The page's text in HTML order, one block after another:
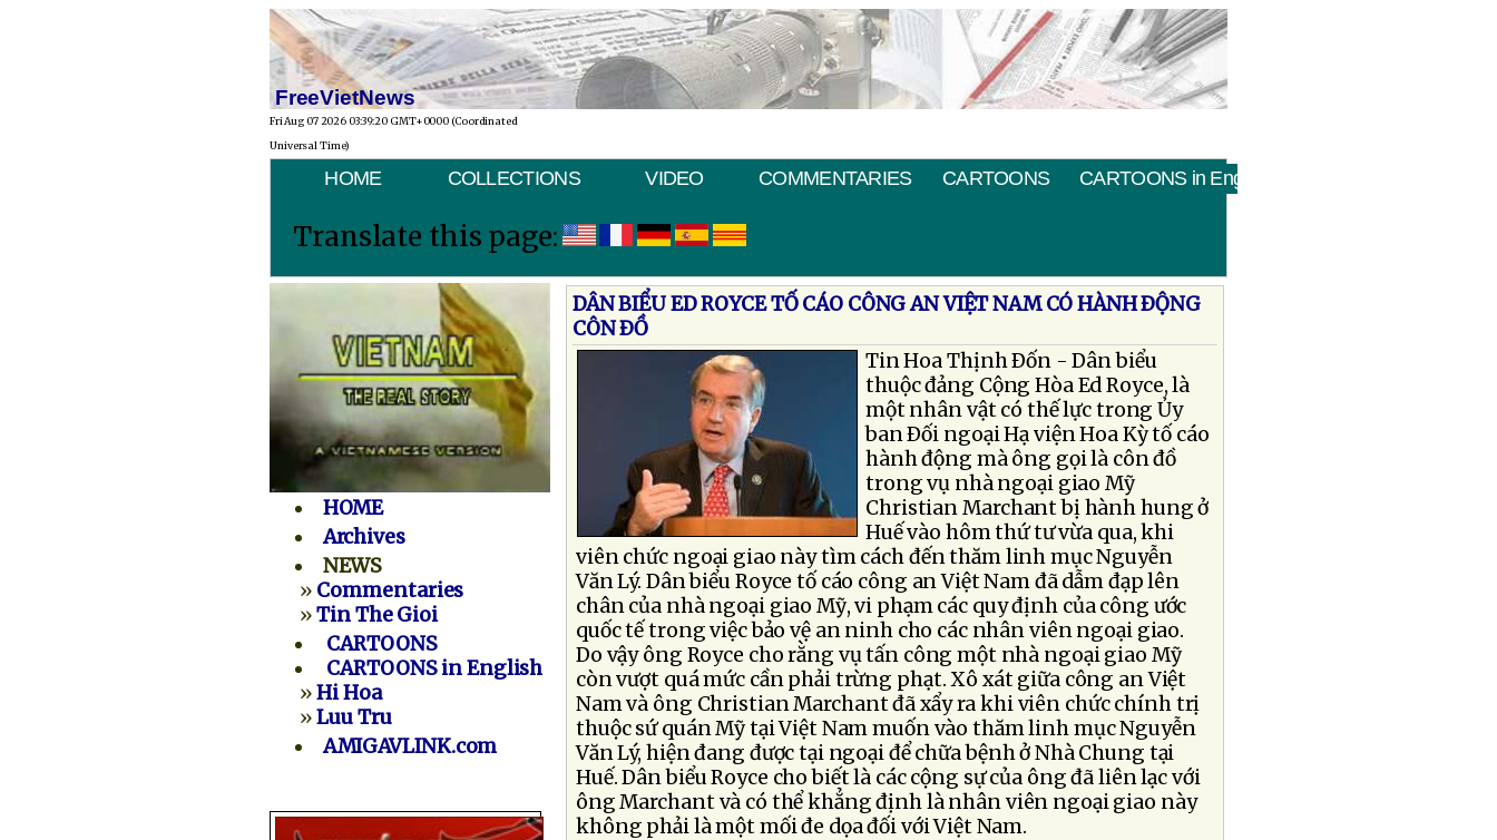
FreeVietNews
Fri Aug 07 2026 03:39:20 GMT+0000 (Coordinated
Universal Time)
HOME COLLECTIONS VIDEO COMMENTARIES CARTOONS CARTOONS in English
Translate this page:
HOME
Archives
NEWS
» Commentaries
»Tin The Gioi
CARTOONS
CARTOONS in English
»Hi Hoa
»Luu Tru
AMIGAVLINK.com
DÂN BIỂU ED ROYCE TỐ CÁO CÔNG AN VIỆT NAM CÓ HÀNH ÐỘNG
CÔN ÐỒ
Tin Hoa Thịnh Ðốn - Dân biểu
thuộc đảng Cộng Hòa Ed Royce, là
một nhân vật có thế lực trong Ủy
ban Ðối ngoại Hạ viện Hoa Kỳ tố cáo
hành động mà ông gọi là côn đồ
trong vụ nhà ngoại giao Mỹ
Christian Marchant bị hành hung ở
Huế vào hôm thứ tư vừa qua, khi
viên chức ngoại giao này tìm cách đến thăm linh mục Nguyễn
Văn Lý. Dân biểu Royce tố cáo công an Việt Nam đã dẫm đạp lên
chân của nhà ngoại giao Mỹ, vi phạm các quy định của công ước
quốc tế trong việc bảo vệ an ninh cho các nhân viên ngoại giao.
Do vậy ông Royce cho rằng vụ tấn công một nhà ngoại giao Mỹ
còn vượt quá mức cần phải trừng phạt. Xô xát giữa công an Việt
Nam và ông Christian Marchant đã xẩy ra khi viên chức chính trị
thuộc sứ quán Mỹ tại Việt Nam muốn vào thăm linh mục Nguyễn
Văn Lý, hiện đang được tại ngoại để chữa bệnh ở Nhà Chung tại
Huế. Dân biểu Royce cho biết là các cộng sự của ông đã liên lạc với
ông Marchant và có thể khẳng định là nhân viên ngoại giao này
không phải là một mối đe dọa đối với Việt Nam.